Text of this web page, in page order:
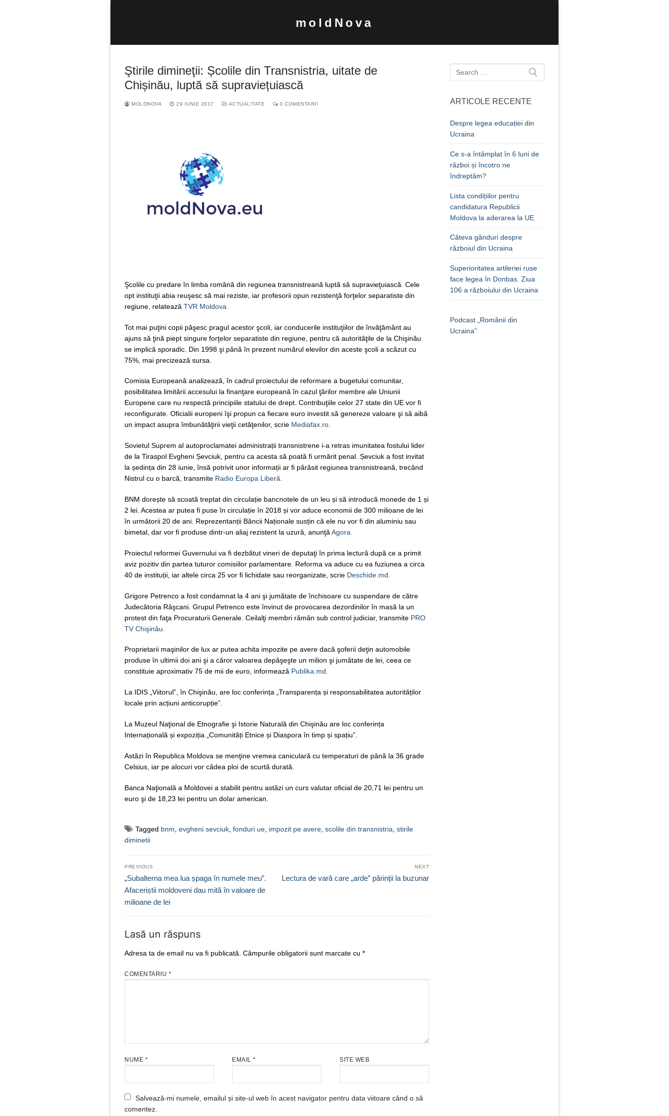
moldNova
Ştirile dimineţii: Școlile din Transnistria, uitate de
Chișinău, luptă să supraviețuiască
MOLDNOVA 29 IUNIE 2017 ACTUALITATE 0 COMENTARII
Şcolile cu predare în limba română din regiunea transnistreană luptă să supravieţuiască. Cele
opt instituţii abia reuşesc să mai reziste, iar profesorii opun rezistenţă forţelor separatiste din
regiune, relatează TVR Moldova.
Tot mai puţini copii păşesc pragul acestor şcoli, iar conducerile instituţiilor de învăţământ au
ajuns să ţină piept singure forţelor separatiste din regiune, pentru că autorităţile de la Chişinău
se implică sporadic. Din 1998 şi până în prezent numărul elevilor din aceste şcoli a scăzut cu
75%, mai precizează sursa.
Comisia Europeană analizează, în cadrul proiectului de reformare a bugetului comunitar,
posibilitatea limitării accesului la finanţare europeană în cazul ţărilor membre ale Uniunii
Europene care nu respectă principiile statului de drept. Contribuţiile celor 27 state din UE vor fi
reconfigurate. Oficialii europeni îşi propun ca fiecare euro investit să genereze valoare şi să aibă
un impact asupra îmbunătăţirii vieţii cetăţenilor, scrie Mediafax.ro.
Sovietul Suprem al autoproclamatei administrații transnistrene i-a retras imunitatea fostului lider
de la Tiraspol Evgheni Șevciuk, pentru ca acesta să poată fi urmărit penal. Șevciuk a fost invitat
la ședința din 28 iunie, însă potrivit unor informații ar fi părăsit regiunea transnistreană, trecând
Nistrul cu o barcă, transmite Radio Europa Liberă.
BNM dorește să scoată treptat din circulație bancnotele de un leu și să introducă monede de 1 și
2 lei. Acestea ar putea fi puse în circulație în 2018 și vor aduce economii de 300 milioane de lei
în următorii 20 de ani. Reprezentanții Băncii Naționale susțin că ele nu vor fi din aluminiu sau
bimetal, dar vor fi produse dintr-un aliaj rezistent la uzură, anunţă Agora.
Proiectul reformei Guvernului va fi dezbătut vineri de deputaţi în prima lectură după ce a primit
aviz pozitiv din partea tuturor comisiilor parlamentare. Reforma va aduce cu ea fuziunea a circa
40 de instituții, iar altele circa 25 vor fi lichidate sau reorganizate, scrie Deschide.md.
Grigore Petrenco a fost condamnat la 4 ani şi jumătate de închisoare cu suspendare de către
Judecătoria Râşcani. Grupul Petrenco este învinut de provocarea dezordinilor în masă la un
protest din faţa Procuraturii Generale. Ceilalţi membri rămân sub control judiciar, transmite PRO
TV Chişinău.
Proprietarii maşinilor de lux ar putea achita impozite pe avere dacă şoferii deţin automobile
produse în ultimii doi ani şi a căror valoarea depăşeşte un milion şi jumătate de lei, ceea ce
constituie aproximativ 75 de mii de euro, informează Publika.md.
La IDIS „Viitorul”, în Chişinău, are loc conferința „Transparența și responsabilitatea autorităților
locale prin acțiuni anticorupție”.
La Muzeul Naţional de Etnografie şi Istorie Naturală din Chişinău are loc conferința
Internațională și expoziția „Comunități Etnice și Diaspora în timp și spațiu”.
Astăzi în Republica Moldova se menţine vremea caniculară cu temperaturi de până la 36 grade
Celsius, iar pe alocuri vor cădea ploi de scurtă durată.
Banca Naţională a Moldovei a stabilit pentru astăzi un curs valutar oficial de 20,71 lei pentru un
euro şi de 18,23 lei pentru un dolar american.
Tagged bnm, evgheni sevciuk, fonduri ue, impozit pe avere, scolile din transnistria, stirile
diminetii
Navigare
în
articole
PREVIOUS
Previous
post:
„Subalterna mea lua șpaga în numele meu”.
Afaceriștii moldoveni dau mită în valoare de
milioane de lei
NEXT
Next
Lectura de vară care „arde” părinții la buzunar
Lasă un răspuns
Adresa ta de email nu va fi publicată. Câmpurile obligatorii sunt marcate cu *
COMENTARIU *
NUME * EMAIL * SITE WEB
Salvează-mi numele, emailul și site-ul web în acest navigator pentru data viitoare când o să
comentez.
Caută
după:
ARTICOLE RECENTE
Despre legea educației din
Ucraina
Ce s-a întâmplat în 6 luni de
război și încotro ne
îndreptăm?
Lista condițiilor pentru
candidatura Republicii
Moldova la aderarea la UE
Câteva gânduri despre
războiul din Ucraina
Superioritatea artileriei ruse
face legea în Donbas. Ziua
106 a războiului din Ucraina
Podcast „Românii din
Ucraina”